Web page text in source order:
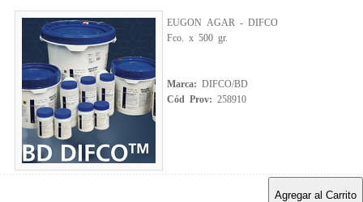
EUGON AGAR - DIFCO
Fco. x 500 gr.
Marca: DIFCO/BD
Cód Prov: 258910
Agregar al Carrito